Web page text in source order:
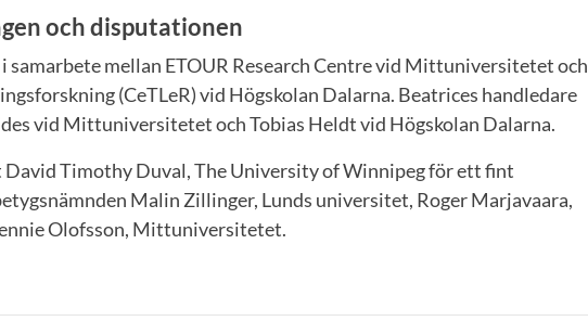
och disputationen
mellan ETOUR Research Centre vid Mittuniversitetet och
(CeTLeR) vid Högskolan Dalarna. Beatrices handledare
vid Mittuniversitetet och Tobias Heldt vid Högskolan Dalarna.
Timothy Duval, The University of Winnipeg för ett fint
Malin Zillinger, Lunds universitet, Roger Marjavaara,
Olofsson, Mittuniversitetet.